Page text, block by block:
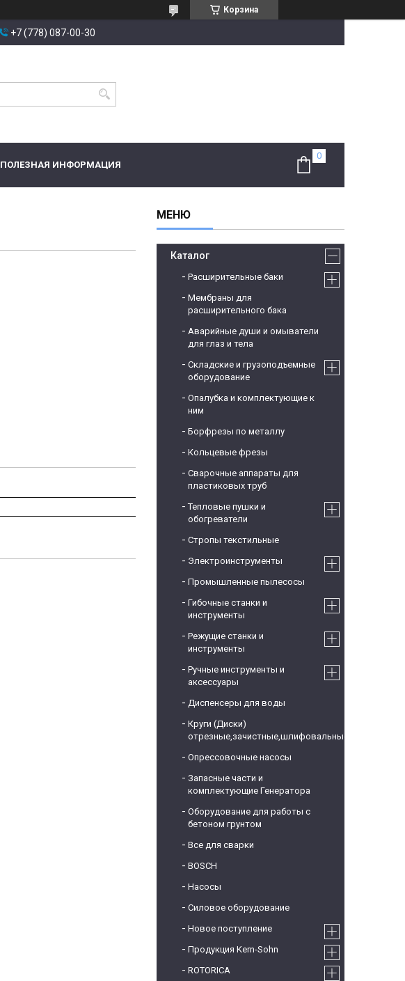
Корзина
+7 (778) 087-00-30
ПОЛЕЗНАЯ ИНФОРМАЦИЯ
Каталог
Расширительные баки
Мембраны для
расширительного бака
Аварийные души и омыватели
для глаз и тела
Складские и грузоподъемные
оборудование
Опалубка и комплектующие к
ним
Борфрезы по металлу
Кольцевые фрезы
Сварочные аппараты для
пластиковых труб
Тепловые пушки и
обогреватели
Стропы текстильные
Электроинструменты
Промышленные пылесосы
Гибочные станки и
инструменты
Режущие станки и
инструменты
Ручные инструменты и
аксессуары
Диспенсеры для воды
Круги (Диски)
отрезные,зачистные,шлифовальные
Опрессовочные насосы
Запасные части и
комплектующие Генератора
Оборудование для работы с
бетоном грунтом
Все для сварки
BOSCH
Насосы
Силовое оборудование
Новое поступление
Продукция Kern-Sohn
ROTORICA